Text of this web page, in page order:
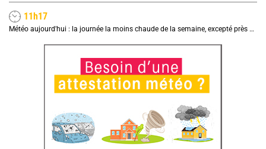
11h17
Météo aujourd'hui : la journée la moins chaude de la semaine, excepté près de la Méditerranée